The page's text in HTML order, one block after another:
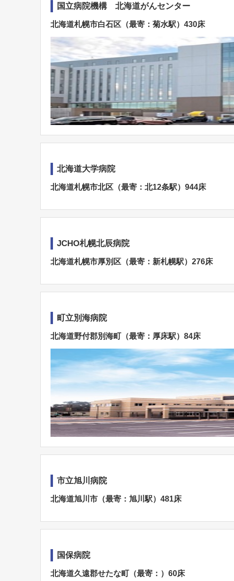
国立病院機構 北海道がんセンター
北海道札幌市白石区（最寄：菊水駅）430床
北海道大学病院
北海道札幌市北区（最寄：北12条駅）944床
JCHO札幌北辰病院
北海道札幌市厚別区（最寄：新札幌駅）276床
町立別海病院
北海道野付郡別海町（最寄：厚床駅）84床
市立旭川病院
北海道旭川市（最寄：旭川駅）481床
国保病院
北海道久遠郡せたな町（最寄：）60床